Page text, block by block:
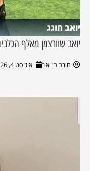
יואב חוגג
יואב שוורצמן מאלף
מירב בן יאיר אוגוסט 4, 2026